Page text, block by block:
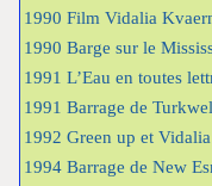
1990 Film Vidalia
1990 Barge sur le
1991 L’Eau en toutes
1991 Barrage de
1992 Green up et
1994 Barrage de New